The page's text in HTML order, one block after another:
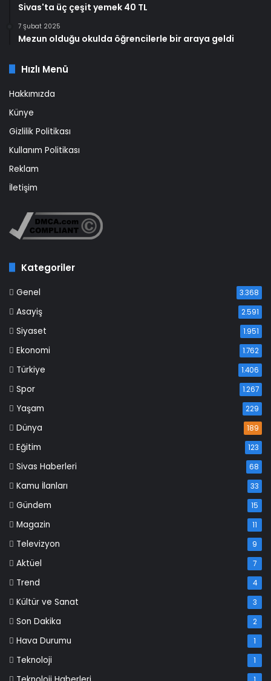
Sivas'ta üç çeşit yemek 40 TL
7 Şubat 2025
Mezun olduğu okulda öğrencilerle bir araya geldi
Hızlı Menü
Hakkımızda
Künye
Gizlilik Politikası
Kullanım Politikası
Reklam
İletişim
Kategoriler
Genel 3.368
Asayiş 2.591
Siyaset 1.951
Ekonomi 1.762
Türkiye 1.406
Spor 1.267
Yaşam 229
Dünya 189
Eğitim 123
Sivas Haberleri 68
Kamu İlanları 33
Gündem 15
Magazin 11
Televizyon 9
Aktüel 7
Trend 4
Kültür ve Sanat 3
Son Dakika 2
Hava Durumu 1
Teknoloji 1